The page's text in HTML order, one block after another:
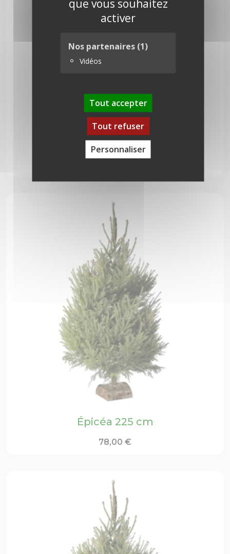
que vous souhaitez
activer
Nos partenaires (1)
Vidéos
Tout accepter
Tout refuser
Personnaliser
Nordmann 350 cm
Épicéa 225 cm
78,00 €